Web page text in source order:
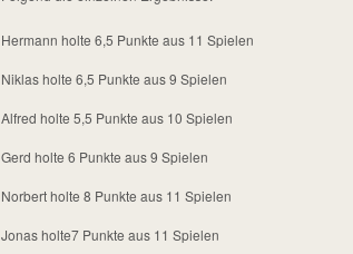
Hermann holte 6,5 Punkte aus 11 Spielen
Niklas holte 6,5 Punkte aus 9 Spielen
Alfred holte 5,5 Punkte aus 10 Spielen
Gerd holte 6 Punkte aus 9 Spielen
Norbert holte 8 Punkte aus 11 Spielen
Jonas holte7 Punkte aus 11 Spielen